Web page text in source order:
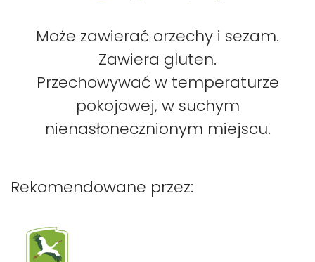
Może zawierać orzechy i sezam.
Zawiera gluten.
Przechowywać w temperaturze
pokojowej, w suchym
nienasłonecznionym miejscu.
Rekomendowane przez: